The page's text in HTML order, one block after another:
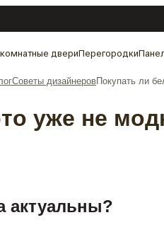
двериПерегородки
Советы дизайнеровПокупать ли
уже не
актуальны?